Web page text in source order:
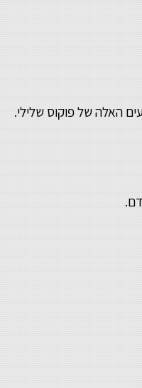
האלה של פוקוס שלילי.